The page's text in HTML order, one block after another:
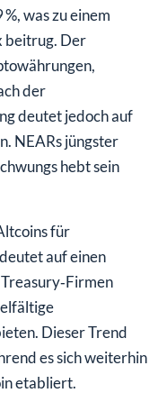
was zu einem
beitrug. Der
der
deutet jedoch auf
NEARs jüngster
hebt sein
für
auf einen
Dieser Trend
es sich weiterhin
etabliert.